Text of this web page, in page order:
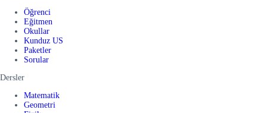
Öğrenci
Eğitmen
Okullar
Kunduz US
Paketler
Sorular
Dersler
Matematik
Geometri